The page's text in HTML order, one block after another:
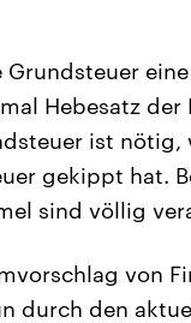
Hebesatz
ist
gekippt hat.
sind völlig
von
durch den